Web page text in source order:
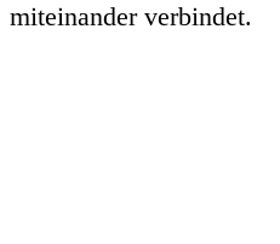
miteinander verbindet.